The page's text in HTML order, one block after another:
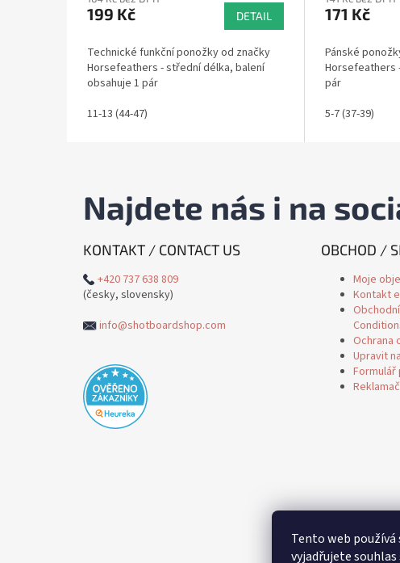
Tento web
vyjadřujete
199 Kč DETAIL
Technické funkční ponožky od značky
Horsefeathers - střední délka, balení
obsahuje 1 pár
11-13 (44-47)
171 Kč
Pánské
Horsefeathers
pár
5-7 (37-39)
Najdete nás i na
KONTAKT / CONTACT US
+420 737 638 809
(česky, slovensky)
info@shotboardshop.com
OBCHOD /
Moje
Kontakt
Ochrana
Upravit